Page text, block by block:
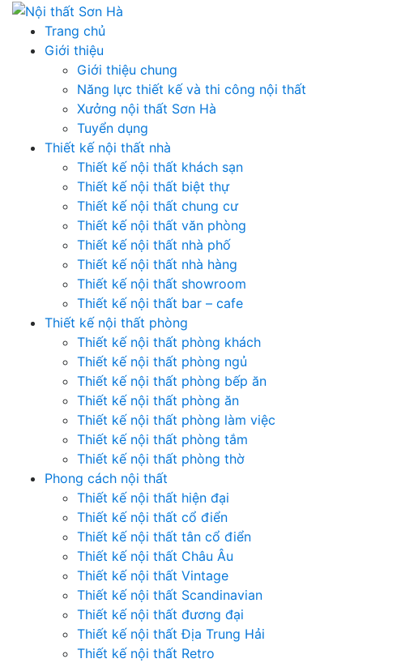
Skip
content
Trang chủ
Giới thiệu
Giới thiệu chung
Năng lực thiết kế và thi công nội thất
Xưởng nội thất Sơn Hà
Tuyển dụng
Thiết kế nội thất nhà
Thiết kế nội thất khách sạn
Thiết kế nội thất biệt thự
Thiết kế nội thất chung cư
Thiết kế nội thất văn phòng
Thiết kế nội thất nhà phố
Thiết kế nội thất nhà hàng
Thiết kế nội thất showroom
Thiết kế nội thất bar – cafe
Thiết kế nội thất phòng
Thiết kế nội thất phòng khách
Thiết kế nội thất phòng ngủ
Thiết kế nội thất phòng bếp ăn
Thiết kế nội thất phòng ăn
Thiết kế nội thất phòng làm việc
Thiết kế nội thất phòng tắm
Thiết kế nội thất phòng thờ
Phong cách nội thất
Thiết kế nội thất hiện đại
Thiết kế nội thất cổ điển
Thiết kế nội thất tân cổ điển
Thiết kế nội thất Châu Âu
Thiết kế nội thất Vintage
Thiết kế nội thất Scandinavian
Thiết kế nội thất đương đại
Thiết kế nội thất Địa Trung Hải
Thiết kế nội thất Retro